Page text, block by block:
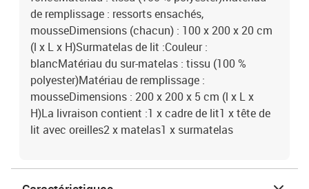
de remplissage : ressorts ensachés,
mousseDimensions (chacun) : 100 x 200 x 20 cm
(l x L x H)Surmatelas de lit :Couleur :
blancMatériau du sur-matelas : tissu (100 %
polyester)Matériau de remplissage :
mousseDimensions : 200 x 200 x 5 cm (l x L x
H)La livraison contient :1 x cadre de lit1 x tête de
lit avec oreilles2 x matelas1 x surmatelas